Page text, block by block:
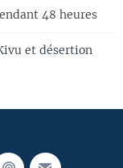
48 heures
et désertion